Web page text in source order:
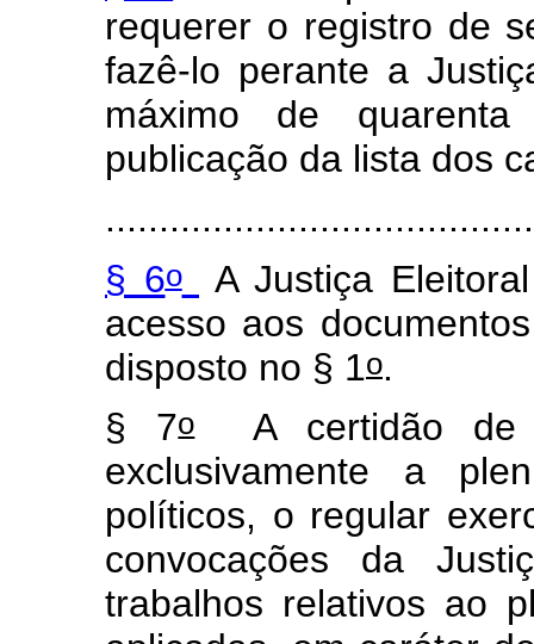
requerer o registro de
fazê-lo perante a
máximo de
publicação da lista dos
§ 6o
A Justiça
acesso aos
disposto no § 1o.
§ 7oA certidão de
exclusivamente a
políticos, o regular
convocações da
trabalhos relativos ao